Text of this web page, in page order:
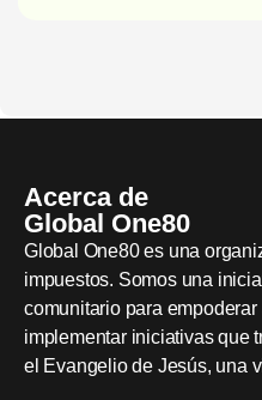
Acerca de
Global One80
Global One80 es una
impuestos. Somos una
comunitario para
implementar iniciativas que
el Evangelio de Jesús, una